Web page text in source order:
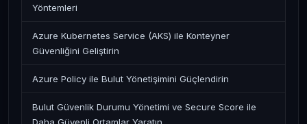
Yöntemleri
Azure Kubernetes Service (AKS) ile Konteyner
Güvenliğini Geliştirin
Azure Policy ile Bulut Yönetişimini Güçlendirin
Bulut Güvenlik Durumu Yönetimi ve Secure Score ile